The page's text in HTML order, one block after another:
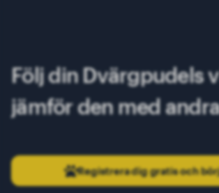
Följ din Dvärgpudels
jämför den med
Registrera dig gratis och